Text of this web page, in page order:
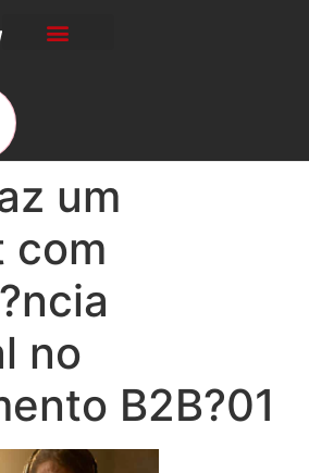
um
com
no
B2B?01